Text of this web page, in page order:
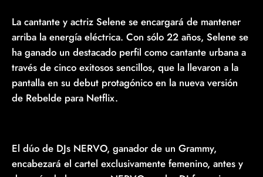
La cantante y actriz Selene se encargará de mantener
arriba la energía eléctrica. Con sólo 22 años, Selene se
ha ganado un destacado perfil como cantante urbana a
través de cinco exitosos sencillos, que la llevaron a la
pantalla en su debut protagónico en la nueva versión
de Rebelde para Netflix.
El dúo de DJs NERVO, ganador de un Grammy,
encabezará el cartel exclusivamente femenino, antes y